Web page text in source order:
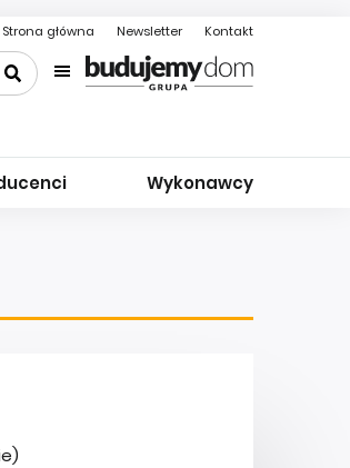
Strona główna Newsletter Kontakt
Wykonawcy